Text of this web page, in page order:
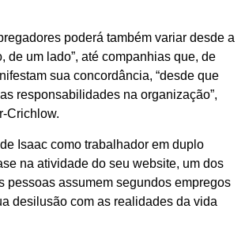
poderá também variar desde a
de um lado”, até companhias que, de
sua concordância, “desde que
responsabilidades na organização”,
Crichlow.
Isaac como trabalhador em duplo
na atividade do seu website, um dos
pessoas assumem segundos empregos
desilusão com as realidades da vida